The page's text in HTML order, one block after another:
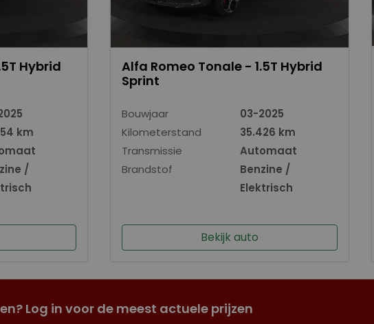
Hybrid
km
/
Alfa Romeo Tonale - 1.5T Hybrid
Sprint
Bouwjaar
03-2025
Kilometerstand
35.426 km
Transmissie
Automaat
Brandstof
Benzine /
Elektrisch
Bekijk auto
Log in voor de meest actuele prijzen